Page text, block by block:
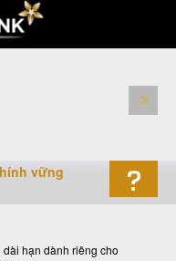
vững
hạn dành riêng cho